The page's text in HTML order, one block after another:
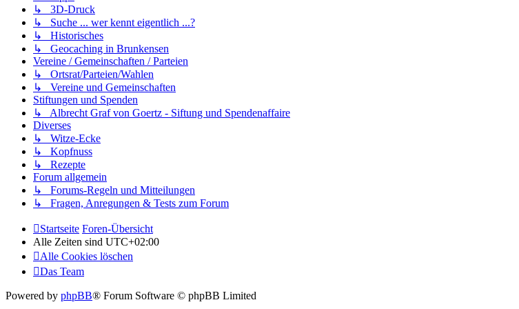
↳ 3D-Druck
↳ Suche ... wer kennt eigentlich ...?
↳ Historisches
↳ Geocaching in Brunkensen
Vereine / Gemeinschaften / Parteien
↳ Ortsrat/Parteien/Wahlen
↳ Vereine und Gemeinschaften
Stiftungen und Spenden
↳ Albrecht Graf von Goertz - Siftung und Spendenaffaire
Diverses
↳ Witze-Ecke
↳ Kopfnuss
↳ Rezepte
Forum allgemein
↳ Forums-Regeln und Mitteilungen
↳ Fragen, Anregungen & Tests zum Forum
Startseite Foren-Übersicht
Alle Zeiten sind UTC+02:00
Alle Cookies löschen
Das Team
Powered by phpBB® Forum Software © phpBB Limited